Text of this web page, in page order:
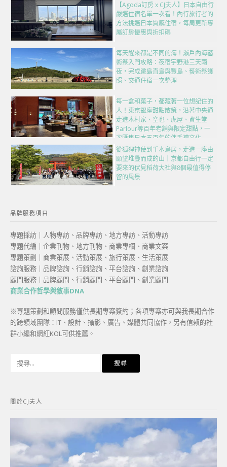
【Agoda訂房 x CJ夫人】日本自由行
嚴選住宿名單一次看！內行旅行者的
方法挑選日本質感住宿，每周更新專
屬訂房優惠與折扣碼
每天醒來都是不同的海！瀨戶內海藝
術祭入門攻略：夜宿宇野港三天兩
夜，完成跳島直島與豐島、藝術祭護
照、交通住宿一次整理
每一盒和菓子，都藏著一位想記住的
人！東京銀座甜點散策，沿著中央通
走進木村家、空也、虎屋、資生堂
Parlour等百年老舖與限定甜點，一
次匯集日本五百年的伴手禮文化
從狐狸神使到千本鳥居，走進一座由
願望堆疊而成的山｜京都自由行一定
要來的伏見稻荷大社與8個最值得停
留的風景
品牌服務項目
專題採訪｜人物專訪、品牌專訪、地方專訪、活動專訪
專題代編｜企業刊物、地方刊物、商業專欄、商業文案
專題策劃｜商業策展、活動策展、旅行策展、生活策展
諮詢服務｜品牌諮詢、行銷諮詢、平台諮詢、創業諮詢
顧問服務｜品牌顧問、行銷顧問、平台顧問、創業顧問
商業合作哲學與敘事DNA
※專題策劃和顧問服務僅供長期專案簽約；各項專案亦可與我長期合作
的跨領域團隊：IT、設計、攝影、廣告、媒體共同協作，另有信賴的社
群小編和網紅KOL可供推薦。
字:
關於CJ夫人